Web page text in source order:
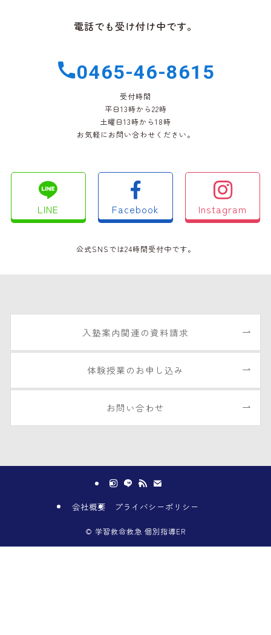
電話でも受け付け中です。
0465-46-8615
受付時間
平日13時から22時
土曜日13時から18時
お気軽にお問い合わせください。
LINE Facebook Instagram
公式SNSでは24時間受付中です。
入塾案内関連の資料請求
体験授業のお申し込み
お問い合わせ
会社概要 プライバシーポリシー
© 学習救命救急 個別指導ER